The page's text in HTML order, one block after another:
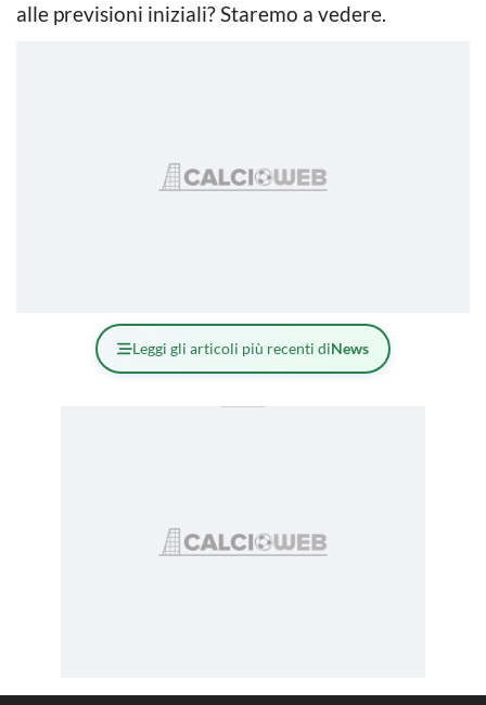
alle previsioni iniziali? Staremo a vedere.
Leggi gli articoli più recenti diNews